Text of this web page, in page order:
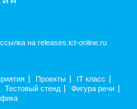
на releases.ict-online.ru
Проекты
IT класс
Тестовый стенд
Фигура речи